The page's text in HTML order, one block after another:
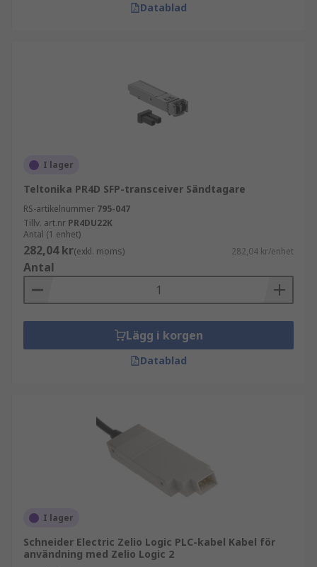
Datablad
I lager
Teltonika PR4D SFP-transceiver Sändtagare
RS-artikelnummer 795-047
Tillv. art.nr PR4DU22K
Antal (1 enhet)
282,04 kr(exkl. moms) 282,04 kr/enhet
Antal
Lägg i korgen
Datablad
I lager
Schneider Electric Zelio Logic PLC-kabel Kabel för
användning med Zelio Logic 2